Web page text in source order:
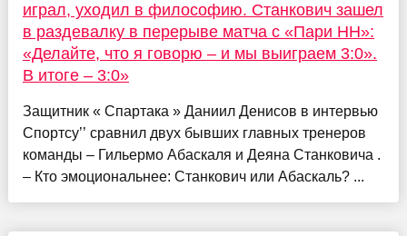
играл, уходил в философию. Станкович зашел
в раздевалку в перерыве матча с «Пари НН»:
«Делайте, что я говорю – и мы выиграем 3:0».
В итоге – 3:0»
Защитник « Спартака » Даниил Денисов в интервью
Спортсу’’ сравнил двух бывших главных тренеров
команды – Гильермо Абаскаля и Деяна Станковича .
– Кто эмоциональнее: Станкович или Абаскаль? ...